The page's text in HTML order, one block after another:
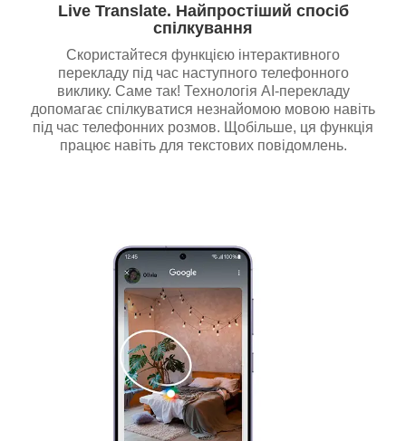
Live Translate. Найпростіший спосіб
спілкування
Скористайтеся функцією інтерактивного
перекладу під час наступного телефонного
виклику. Саме так! Технологія AI-перекладу
допомагає спілкуватися незнайомою мовою навіть
під час телефонних розмов. Щобільше, ця функція
працює навіть для текстових повідомлень.